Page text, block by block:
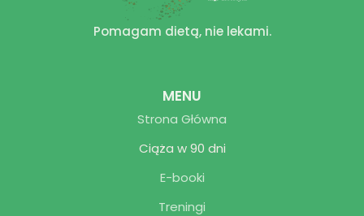
Pomagam dietą, nie lekami.
Strona Główna
Ciąża w 90 dni
E-booki
Treningi
MENU